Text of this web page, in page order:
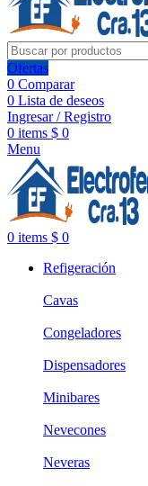
Ofertas
0 Comparar
0 Lista de deseos
Ingresar / Registro
0 items $ 0
Menu
0 items $ 0
Refigeración
Cavas
Congeladores
Dispensadores
Minibares
Nevecones
Neveras